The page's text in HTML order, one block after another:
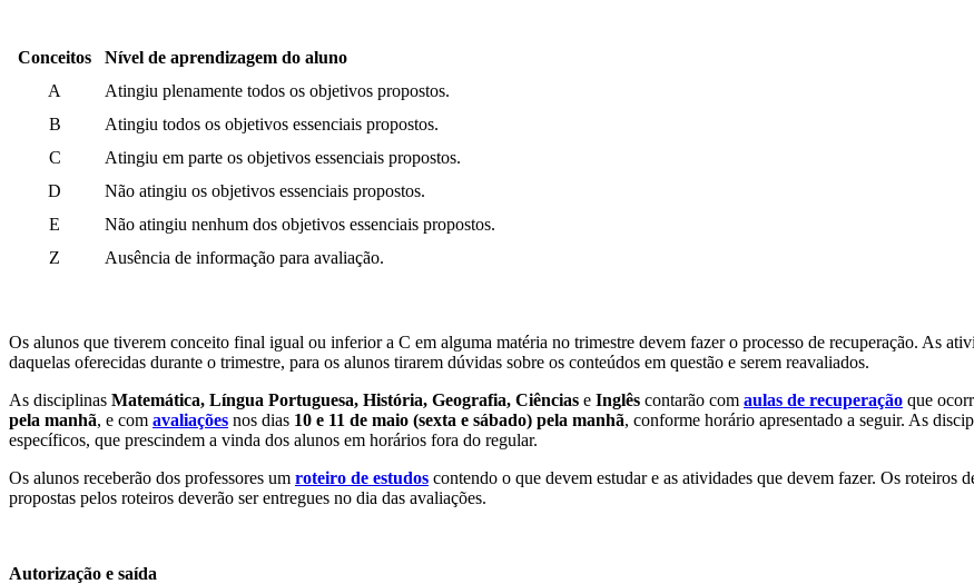
Conceitos
Nível de aprendizagem do aluno
A
Atingiu plenamente todos os objetivos propostos.
B
Atingiu todos os objetivos essenciais propostos.
C
Atingiu em parte os objetivos essenciais propostos.
D
Não atingiu os objetivos essenciais propostos.
E
Não atingiu nenhum dos objetivos essenciais propostos.
Z
Ausência de informação para avaliação.
Os alunos que tiverem conceito final igual ou inferior a C em alguma matéria no trimestre devem fazer o processo de recuperação. As
daquelas oferecidas durante o trimestre, para os alunos tirarem dúvidas sobre os conteúdos em questão e serem reavaliados.
As disciplinas Matemática, Língua Portuguesa, História, Geografia, Ciências e Inglês contarão com aulas de recuperação que
pela manhã, e com avaliações nos dias 10 e 11 de maio (sexta e sábado) pela manhã, conforme horário apresentado a seguir. As
específicos, que prescindem a vinda dos alunos em horários fora do regular.
Os alunos receberão dos professores um roteiro de estudos contendo o que devem estudar e as atividades que devem fazer. Os roteiros
propostas pelos roteiros deverão ser entregues no dia das avaliações.
Autorização e saída